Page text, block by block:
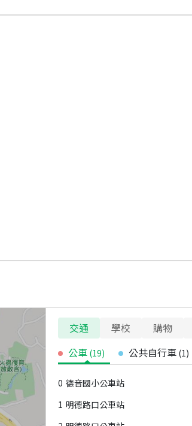
交通 學校 購物
公車 (19) 公共自行車 (1)
0 德音國小公車站
1 明德路口公車站